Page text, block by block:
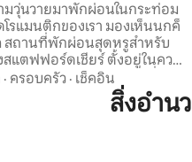
วุ่นวายมาพักผ่อนในกระท่อม
โรแมนติกของเรา มองเห็นนกค็
สถานที่พักผ่อนสุดหรูสำหรับ
สแตฟฟอร์ดเชียร์ ตั้งอยู่ในความ
ย่างสมบูรณ์ มีเตียงนอนที่
ครัวที่มีอุปกรณ์ครบครัน และ
ไตล์ สัมผัสช่วงเวลาอันตราตรึง
· ครอบครัว · เช็คอิน
สิ่งอำน